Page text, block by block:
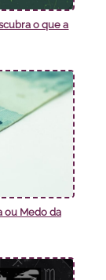
o que a
ou Medo da